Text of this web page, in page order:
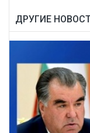
ДРУГИЕ